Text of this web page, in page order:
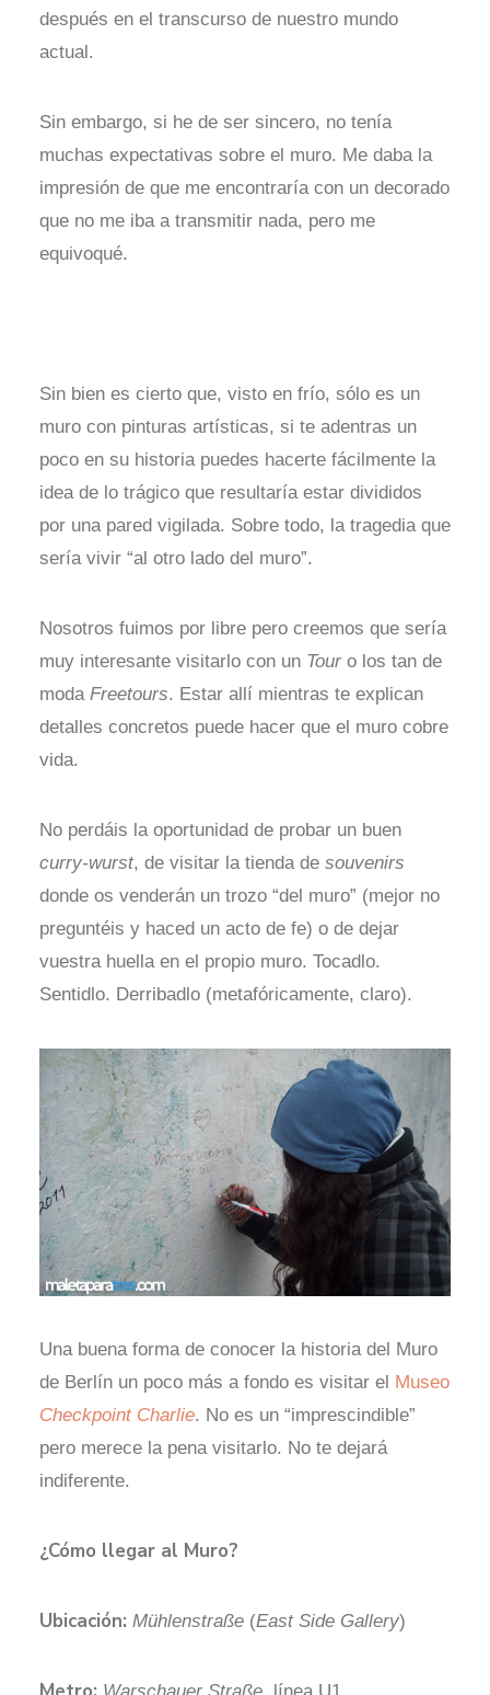
después en el transcurso de nuestro mundo
actual.
Sin embargo, si he de ser sincero, no tenía
muchas expectativas sobre el muro. Me daba la
impresión de que me encontraría con un decorado
que no me iba a transmitir nada, pero me
equivoqué.
Sin bien es cierto que, visto en frío, sólo es un
muro con pinturas artísticas, si te adentras un
poco en su historia puedes hacerte fácilmente la
idea de lo trágico que resultaría estar divididos
por una pared vigilada. Sobre todo, la tragedia que
sería vivir “al otro lado del muro”.
Nosotros fuimos por libre pero creemos que sería
muy interesante visitarlo con un Touro los tan de
moda Freetours. Estar allí mientras te explican
detalles concretos puede hacer que el muro cobre
vida.
No perdáis la oportunidad de probar un buen
curry-wurst, de visitar la tienda de souvenirs
donde os venderán un trozo “del muro” (mejor no
preguntéis y haced un acto de fe) o de dejar
vuestra huella en el propio muro. Tocadlo.
Sentidlo. Derribadlo (metafóricamente, claro).
Una buena forma de conocer la historia del Muro
de Berlín un poco más a fondo es visitar el Museo
Checkpoint Charlie. No es un “imprescindible”
pero merece la pena visitarlo. No te dejará
indiferente.
¿Cómo llegar al Muro?
Ubicación: Mühlenstraße(East Side Gallery)